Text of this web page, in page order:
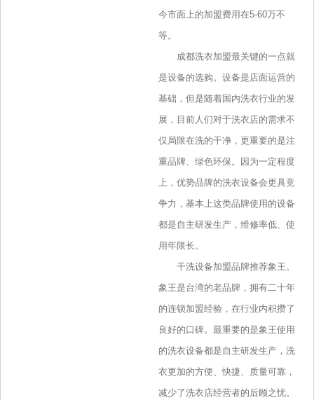
今市面上的加盟费用在5-60万不
等。
成都洗衣加盟最关键的一点就
是设备的选购。设备是店面运营的
基础，但是随着国内洗衣行业的发
展，目前人们对于洗衣店的需求不
仅局限在洗的干净，更重要的是注
重品牌、绿色环保。因为一定程度
上，优势品牌的洗衣设备会更具竞
争力，基本上这类品牌使用的设备
都是自主研发生产，维修率低、使
用年限长。
干洗设备加盟品牌推荐象王。
象王是台湾的老品牌，拥有二十年
的连锁加盟经验，在行业内积攒了
良好的口碑。最重要的是象王使用
的洗衣设备都是自主研发生产，洗
衣更加的方便、快捷、质量可靠，
减少了洗衣店经营者的后顾之忧。